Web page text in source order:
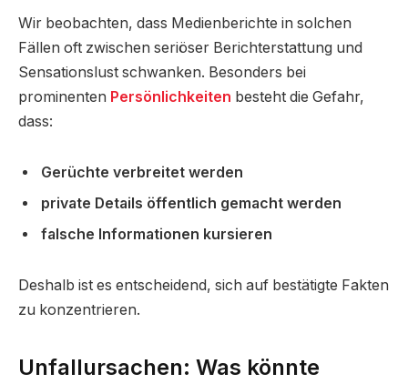
Wir beobachten, dass Medienberichte in solchen
Fällen oft zwischen seriöser Berichterstattung und
Sensationslust schwanken. Besonders bei
prominenten Persönlichkeiten besteht die Gefahr,
dass:
Gerüchte verbreitet werden
private Details öffentlich gemacht werden
falsche Informationen kursieren
Deshalb ist es entscheidend, sich auf bestätigte Fakten
zu konzentrieren.
Unfallursachen: Was könnte